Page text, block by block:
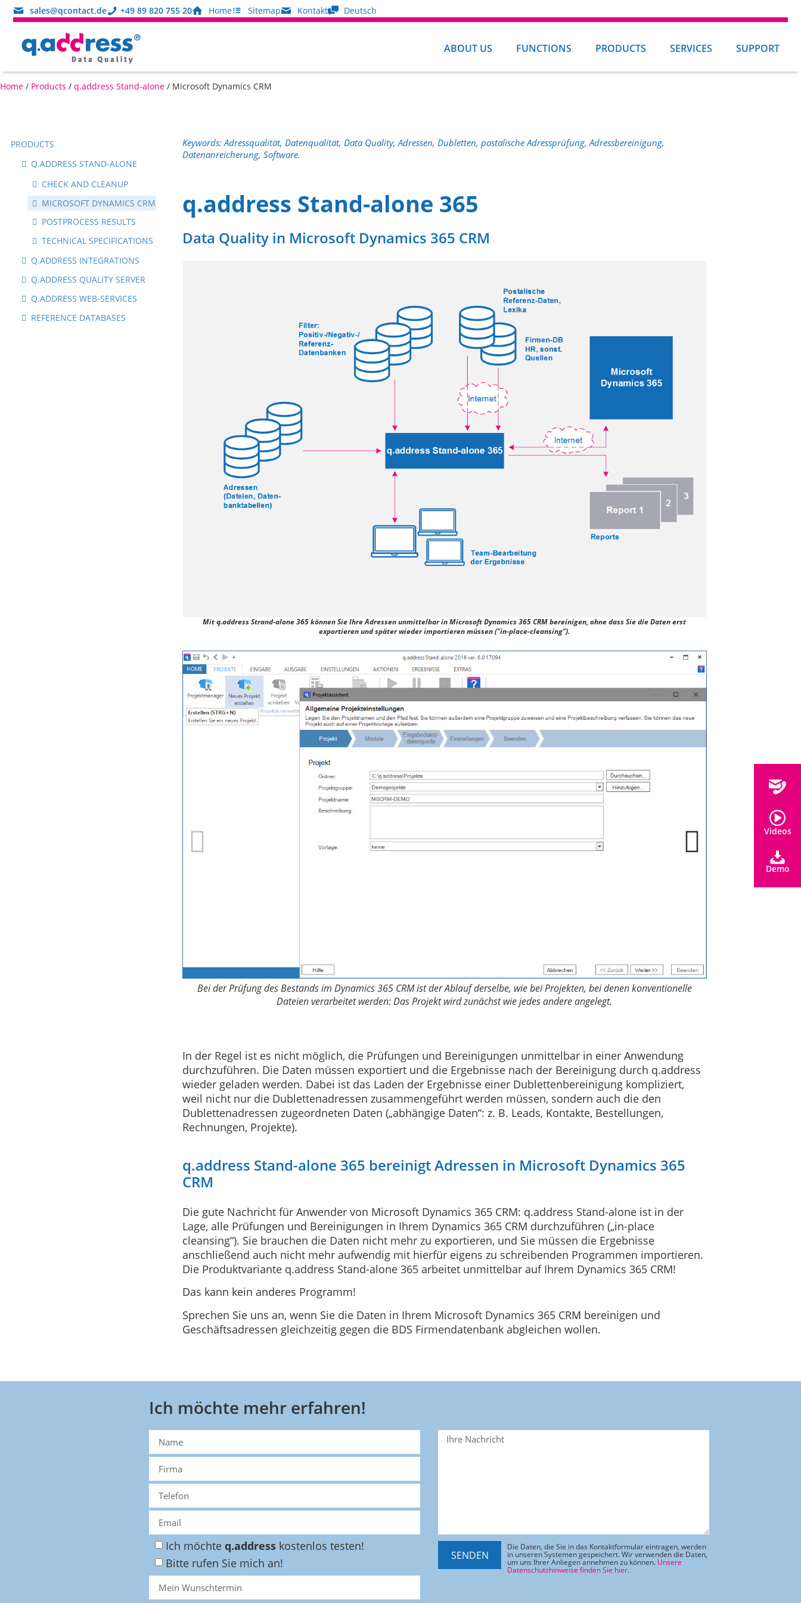
sales@qcontact.de +49 89 820 755 20 Home Sitemap Kontakt Deutsch
ABOUT US FUNCTIONS PRODUCTS SERVICES SUPPORT
Home / Products / q.address Stand-alone / Microsoft Dynamics CRM
PRODUCTS
Q.ADDRESS STAND-ALONE
CHECK AND CLEANUP
MICROSOFT DYNAMICS CRM
POSTPROCESS RESULTS
TECHNICAL SPECIFICATIONS
Q.ADDRESS INTEGRATIONS
Q.ADDRESS QUALITY SERVER
Q.ADDRESS WEB-SERVICES
REFERENCE DATABASES
Keywords: Adressqualität, Datenqualität, Data Quality, Adressen, Dubletten, postalische Adressprüfung, Adressbereinigung,
Datenanreicherung, Software.
q.address Stand-alone 365
Data Quality in Microsoft Dynamics 365 CRM
Mit q.address Strand-alone 365 können Sie Ihre Adressen unmittelbar in Microsoft Dynamics 365 CRM bereinigen, ohne dass Sie die Daten erst
exportieren und später wieder importieren müssen ("in-place-cleansing").
Bei der Prüfung des Bestands im Dynamics 365 CRM ist der Ablauf derselbe, wie bei Projekten, bei denen konventionelle
Dateien verarbeitet werden: Das Projekt wird zunächst wie jedes andere angelegt.
In der Regel ist es nicht möglich, die Prüfungen und Bereinigungen unmittelbar in einer Anwendung
durchzuführen. Die Daten müssen exportiert und die Ergebnisse nach der Bereinigung durch q.address
wieder geladen werden. Dabei ist das Laden der Ergebnisse einer Dublettenbereinigung kompliziert,
weil nicht nur die Dublettenadressen zusammengeführt werden müssen, sondern auch die den
Dublettenadressen zugeordneten Daten („abhängige Daten“: z. B. Leads, Kontakte, Bestellungen,
Rechnungen, Projekte).
q.address Stand-alone 365 bereinigt Adressen in Microsoft Dynamics 365
CRM
Die gute Nachricht für Anwender von Microsoft Dynamics 365 CRM: q.address Stand-alone ist in der
Lage, alle Prüfungen und Bereinigungen in Ihrem Dynamics 365 CRM durchzuführen („in-place
cleansing“). Sie brauchen die Daten nicht mehr zu exportieren, und Sie müssen die Ergebnisse
anschließend auch nicht mehr aufwendig mit hierfür eigens zu schreibenden Programmen importieren.
Die Produktvariante q.address Stand-alone 365 arbeitet unmittelbar auf Ihrem Dynamics 365 CRM!
Das kann kein anderes Programm!
Sprechen Sie uns an, wenn Sie die Daten in Ihrem Microsoft Dynamics 365 CRM bereinigen und
Geschäftsadressen gleichzeitig gegen die BDS Firmendatenbank abgleichen wollen.
Ich möchte mehr erfahren!
Ich möchte q.address kostenlos testen!
Bitte rufen Sie mich an!
Die Daten, die Sie in das Kontaktformular eintragen, werden
in unseren Systemen gespeichert. Wir verwenden die Daten,
um uns Ihrer Anliegen annehmen zu können. Unsere
Datenschutzhinweise finden Sie hier.
SENDEN
Videos
Demo